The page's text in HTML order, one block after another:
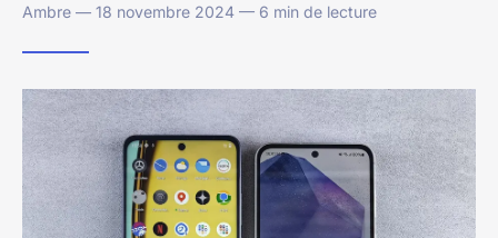
Ambre — 18 novembre 2024 — 6 min de lecture